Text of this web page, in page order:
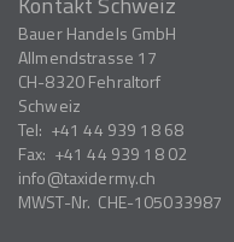
Bauer Handels GmbH
Allmendstrasse 17
CH-8320Fehraltorf
Schweiz
Tel: +41 44 939 18 68
Fax: +41 44 939 18 02
info
taxidermy.ch
MWST-Nr. CHE-105033987